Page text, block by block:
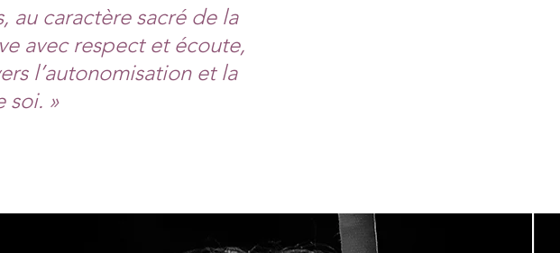
au caractère sacré de la
avec respect et écoute,
l’autonomisation et la
soi. »